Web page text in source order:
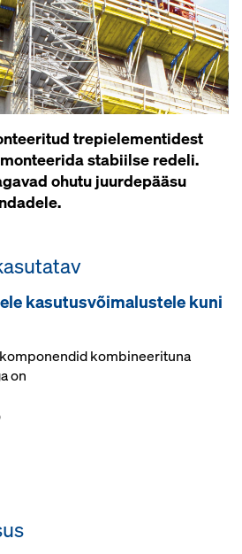
trepielementidest
stabiilse redeli.
ohutu juurdepääsu
kasutusvõimalustele kuni
kombineerituna
on